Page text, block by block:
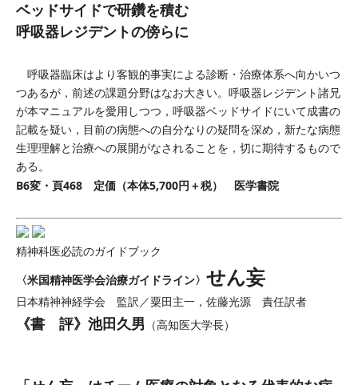
ベッドサイドで研鑽を積む
呼吸器レジデントの傍らに
呼吸器臨床はより客観的事実による診断・治療体系へ向かいつ
つあるが，前述の課題分野はなお大きい。呼吸器レジデント諸兄
が本マニュアルを愛用しつつ，呼吸器ベッドサイドにいて成書の
記載を疑い，目前の病態への自分なりの疑問を深め，新たな病態
生理理解と治療への展開がなされることを，切に期待するもので
ある。
B6変・頁468 定価（本体5,700円＋税） 医学書院
精神科医必読のガイドブック
〈米国精神医学会治療ガイドライン〉 せん妄
日本精神神経学会 監訳／粟田主一，佐藤光源 責任訳者
《書 評》池田久男 （高知医大学長）